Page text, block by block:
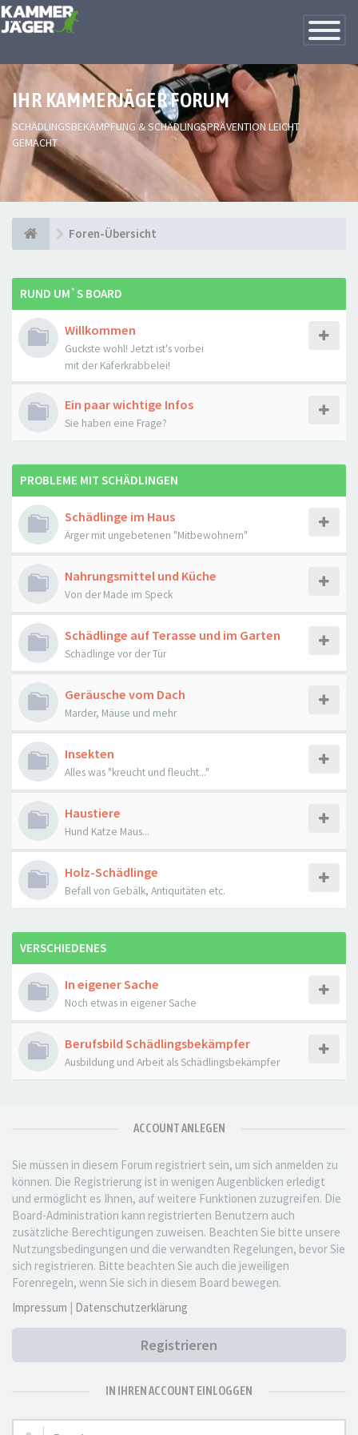
Toggle
IHR KAMMERJÄGER FORUM
SCHÄDLINGSBEKÄMPFUNG & SCHÄDLINGSPRÄVENTION LEICHT
GEMACHT
Foren-Übersicht
RUND UM`S BOARD
Willkommen
Guckste wohl! Jetzt ist's vorbei
mit der Käferkrabbelei!
Ein paar wichtige Infos
Sie haben eine Frage?
PROBLEME MIT SCHÄDLINGEN
Schädlinge im Haus
Ärger mit ungebetenen "Mitbewohnern"
Nahrungsmittel und Küche
Von der Made im Speck
Schädlinge auf Terasse und im Garten
Schädlinge vor der Tür
Geräusche vom Dach
Marder, Mäuse und mehr
Insekten
Alles was "kreucht und fleucht..."
Haustiere
Hund Katze Maus...
Holz-Schädlinge
Befall von Gebälk, Antiquitäten etc.
VERSCHIEDENES
In eigener Sache
Noch etwas in eigener Sache
Berufsbild Schädlingsbekämpfer
Ausbildung und Arbeit als Schädlingsbekämpfer
ACCOUNT ANLEGEN
Sie müssen in diesem Forum registriert sein, um sich anmelden zu
können. Die Registrierung ist in wenigen Augenblicken erledigt
und ermöglicht es Ihnen, auf weitere Funktionen zuzugreifen. Die
Board-Administration kann registrierten Benutzern auch
zusätzliche Berechtigungen zuweisen. Beachten Sie bitte unsere
Nutzungsbedingungen und die verwandten Regelungen, bevor Sie
sich registrieren. Bitte beachten Sie auch die jeweiligen
Forenregeln, wenn Sie sich in diesem Board bewegen.
Impressum | Datenschutzerklärung
Registrieren
IN IHREN ACCOUNT EINLOGGEN